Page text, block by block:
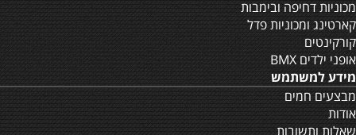
מכוניות דחיפה ובימבות
קארטינג ומכוניות פדל
קורקינטים
אופני ילדים BMX
מידע למשתמש
מבצעים חמים
אודות
שאלות ותשובות